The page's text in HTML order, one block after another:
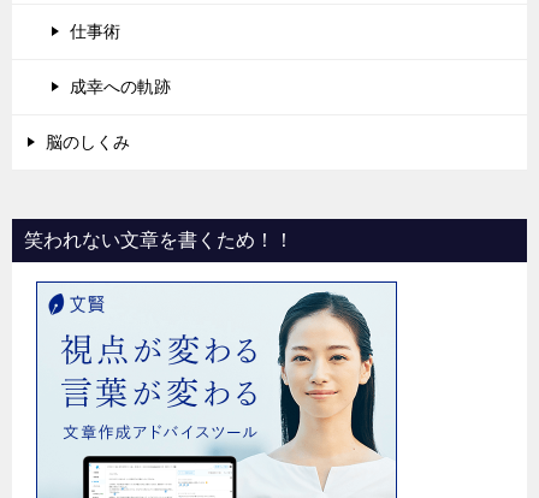
仕事術
成幸への軌跡
脳のしくみ
笑われない文章を書くため！！